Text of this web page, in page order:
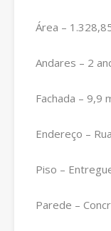
Área –
Andares – 2
Fachada – 9,9
Endereço –
Piso –
Parede –